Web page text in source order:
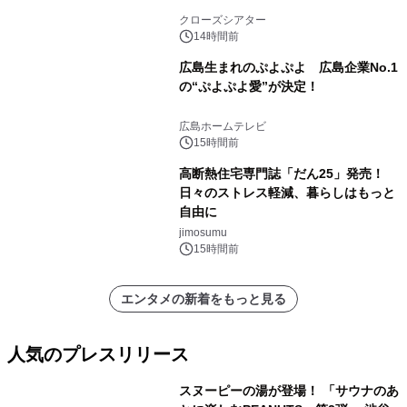
クローズシアター
14時間前
広島生まれのぷよぷよ 広島企業No.1
の“ぷよぷよ愛”が決定！
広島ホームテレビ
15時間前
高断熱住宅専門誌「だん25」発売！
日々のストレス軽減、暮らしはもっと
自由に
jimosumu
15時間前
エンタメの新着をもっと見る
人気のプレスリリース
スヌーピーの湯が登場！ 「サウナのあ